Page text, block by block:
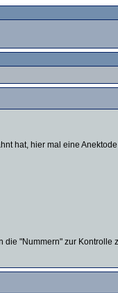
hat, hier mal eine
"Nummern" zur Kontrolle